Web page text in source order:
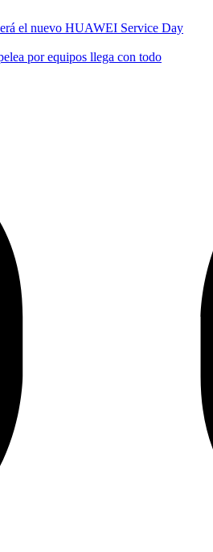
el nuevo HUAWEI Service Day
por equipos llega con todo